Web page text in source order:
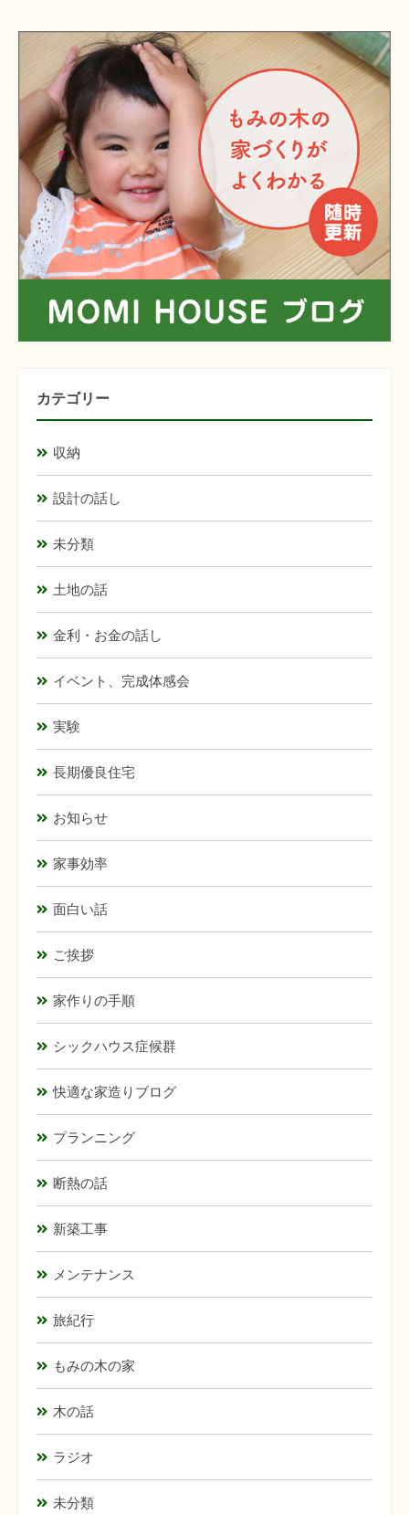
カテゴリー
収納
設計の話し
未分類
土地の話
金利・お金の話し
イベント、完成体感会
実験
長期優良住宅
お知らせ
家事効率
面白い話
ご挨拶
家作りの手順
シックハウス症候群
快適な家造りブログ
プランニング
断熱の話
新築工事
メンテナンス
旅紀行
もみの木の家
木の話
ラジオ
未分類